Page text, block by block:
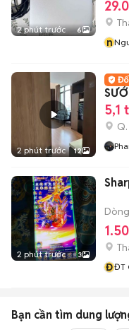
2 phút trước 6
n
2 phút trước 12
5,1
2 phút trước 3
ĐĐT
Bạn cần tìm dung